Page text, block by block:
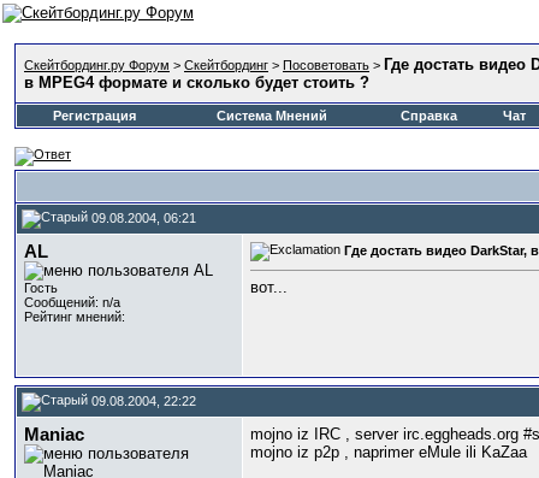
Скейтбординг.ру Форум > Скейтбординг > Посоветовать > Где достать видео
в MPEG4 формате и сколько будет стоить ?
Регистрация Система Мнений Справка Чат
09.08.2004, 06:21
AL
Гость
Сообщений: n/a
Рейтинг мнений:
Где достать видео DarkStar,
вот...
09.08.2004, 22:22
Maniac
mojno iz IRC , server irc.eggheads.org
mojno iz p2p , naprimer eMule ili KaZaa